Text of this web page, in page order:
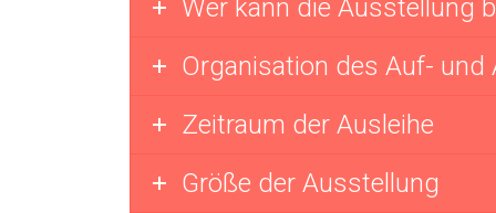
Wer kann die Ausstellung
Organisation des Auf- und
Zeitraum der Ausleihe
Größe der Ausstellung